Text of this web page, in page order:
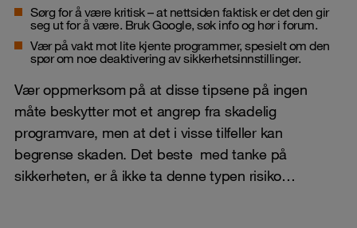
Sørg for å være kritisk – at nettsiden faktisk er det den gir
seg ut for å være. Bruk Google, søk info og hør i forum.
Vær på vakt mot lite kjente programmer, spesielt om den
spør om noe deaktivering av sikkerhetsinnstillinger.
Vær oppmerksom på at disse tipsene på ingen
måte beskytter mot et angrep fra skadelig
programvare, men at det i visse tilfeller kan
begrense skaden. Det beste med tanke på
sikkerheten, er å ikke ta denne typen risiko…